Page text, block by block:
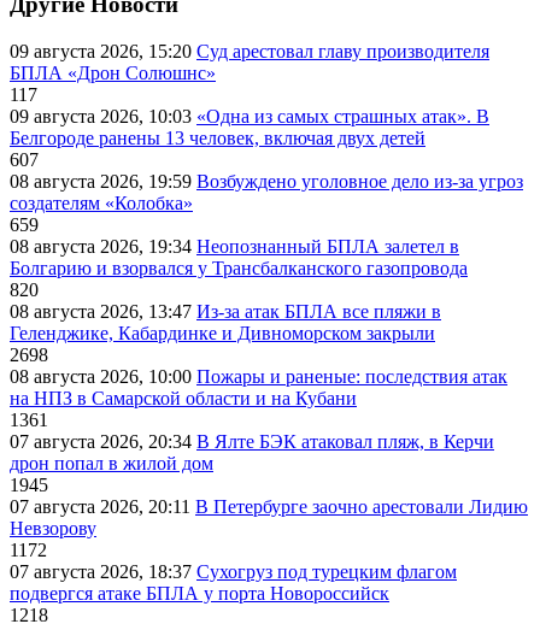
09 августа 2026, 15:20 Суд арестовал главу производителя
БПЛА «Дрон Солюшнс»
117
09 августа 2026, 10:03 «Одна из самых страшных атак». В
Белгороде ранены 13 человек, включая двух детей
607
08 августа 2026, 19:59 Возбуждено уголовное дело из-за угроз
создателям «Колобка»
659
08 августа 2026, 19:34 Неопознанный БПЛА залетел в
Болгарию и взорвался у Трансбалканского газопровода
820
08 августа 2026, 13:47 Из-за атак БПЛА все пляжи в
Геленджике, Кабардинке и Дивноморском закрыли
2698
08 августа 2026, 10:00 Пожары и раненые: последствия атак
на НПЗ в Самарской области и на Кубани
1361
07 августа 2026, 20:34 В Ялте БЭК атаковал пляж, в Керчи
дрон попал в жилой дом
1945
07 августа 2026, 20:11 В Петербурге заочно арестовали Лидию
Невзорову
1172
07 августа 2026, 18:37 Сухогруз под турецким флагом
подвергся атаке БПЛА у порта Новороссийск
1218